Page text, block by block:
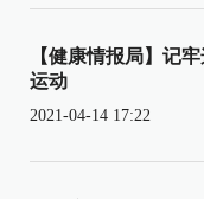
【健康情报局】记
运动
2021-04-14 17:22